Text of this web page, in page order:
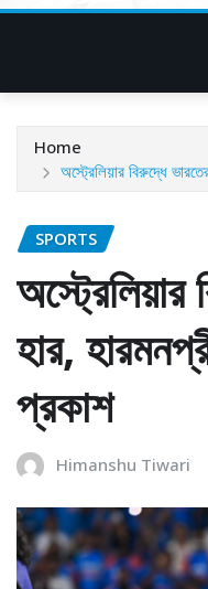
Home
অস্ট্রেলিয়ার বিরুদ্ধে
SPORTS
অস্ট্রেলিয়ার
হার,
প্রকাশ
Himanshu Tiwari